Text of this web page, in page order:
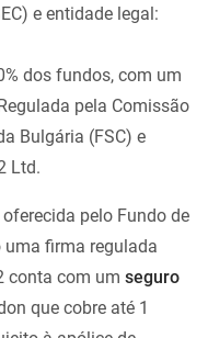
e entidade legal:
dos fundos, com um
pela Comissão
Bulgária (FSC) e
Ltd.
pelo Fundo de
uma firma regulada
conta com um seguro
que cobre até 1